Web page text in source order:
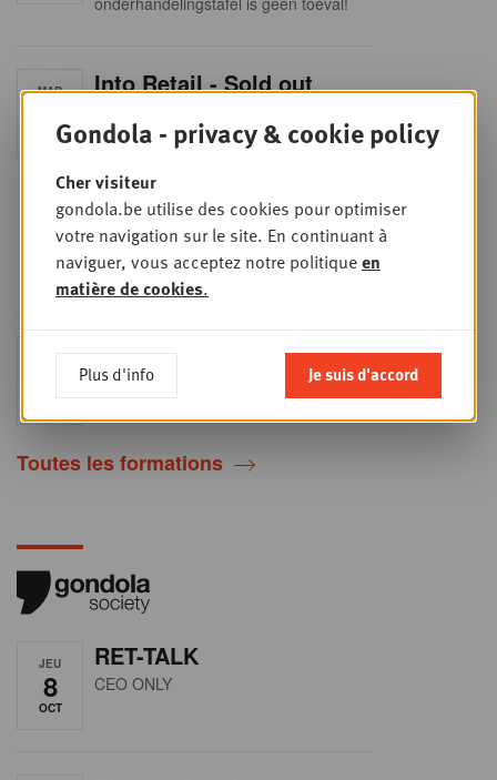
MAR
SEPT
Into Retail - Sold out
unique de comprendre en profondeur
le paysage du retail belge. Dans cette
découvrirez les stratégies des
principaux retailers alimentaires,
obtiendrez une vision claire du profil
des shoppers et recueillerez des
insights indispensables dans un
secteur en plein
JEU
SEPT
Sales & nego Summit
2026
Toutes les formations
JEU
8
OCT
RET-TALK
CEO ONLY
Gondola - privacy & cookie policy
Cher visiteur
gondola.be utilise des cookies pour optimiser
votre navigation sur le site. En continuant à
naviguer, vous acceptez notre politiqueen
matière de cookies.
Plus d'info Je suis d'accord